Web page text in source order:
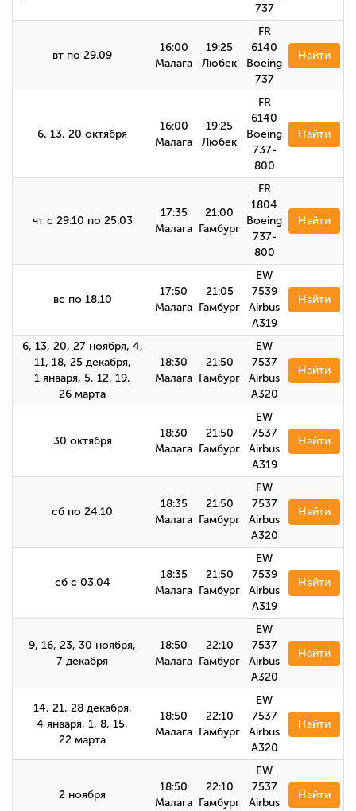
737
вт по 29.09
16:00
Малага
19:25
Любек
FR
6140
Boeing
737
Найти
6, 13, 20 октября
16:00
Малага
19:25
Любек
FR
6140
Boeing
737-
800
Найти
чт с 29.10 по 25.03
17:35
Малага
21:00
Гамбург
FR
1804
Boeing
737-
800
Найти
вс по 18.10
17:50
Малага
21:05
Гамбург
EW
7539
Airbus
A319
Найти
6, 13, 20, 27 ноября, 4,
11, 18, 25 декабря,
1 января, 5, 12, 19,
26 марта
18:30
Малага
21:50
Гамбург
EW
7537
Airbus
A320
Найти
30 октября
18:30
Малага
21:50
Гамбург
EW
7537
Airbus
A319
Найти
сб по 24.10
18:35
Малага
21:50
Гамбург
EW
7537
Airbus
A320
Найти
сб с 03.04
18:35
Малага
21:50
Гамбург
EW
7539
Airbus
A319
Найти
9, 16, 23, 30 ноября,
7 декабря
18:50
Малага
22:10
Гамбург
EW
7537
Airbus
A320
Найти
14, 21, 28 декабря,
4 января, 1, 8, 15,
22 марта
18:50
Малага
22:10
Гамбург
EW
7537
Airbus
А320
Найти
2 ноября
18:50
Малага
22:10
Гамбург
EW
7537
Airbus
Найти